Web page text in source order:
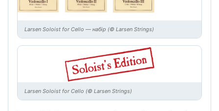
Larsen Soloist for Cello — набір (© Larsen Strings)
Larsen Soloist for Cello (© Larsen Strings)